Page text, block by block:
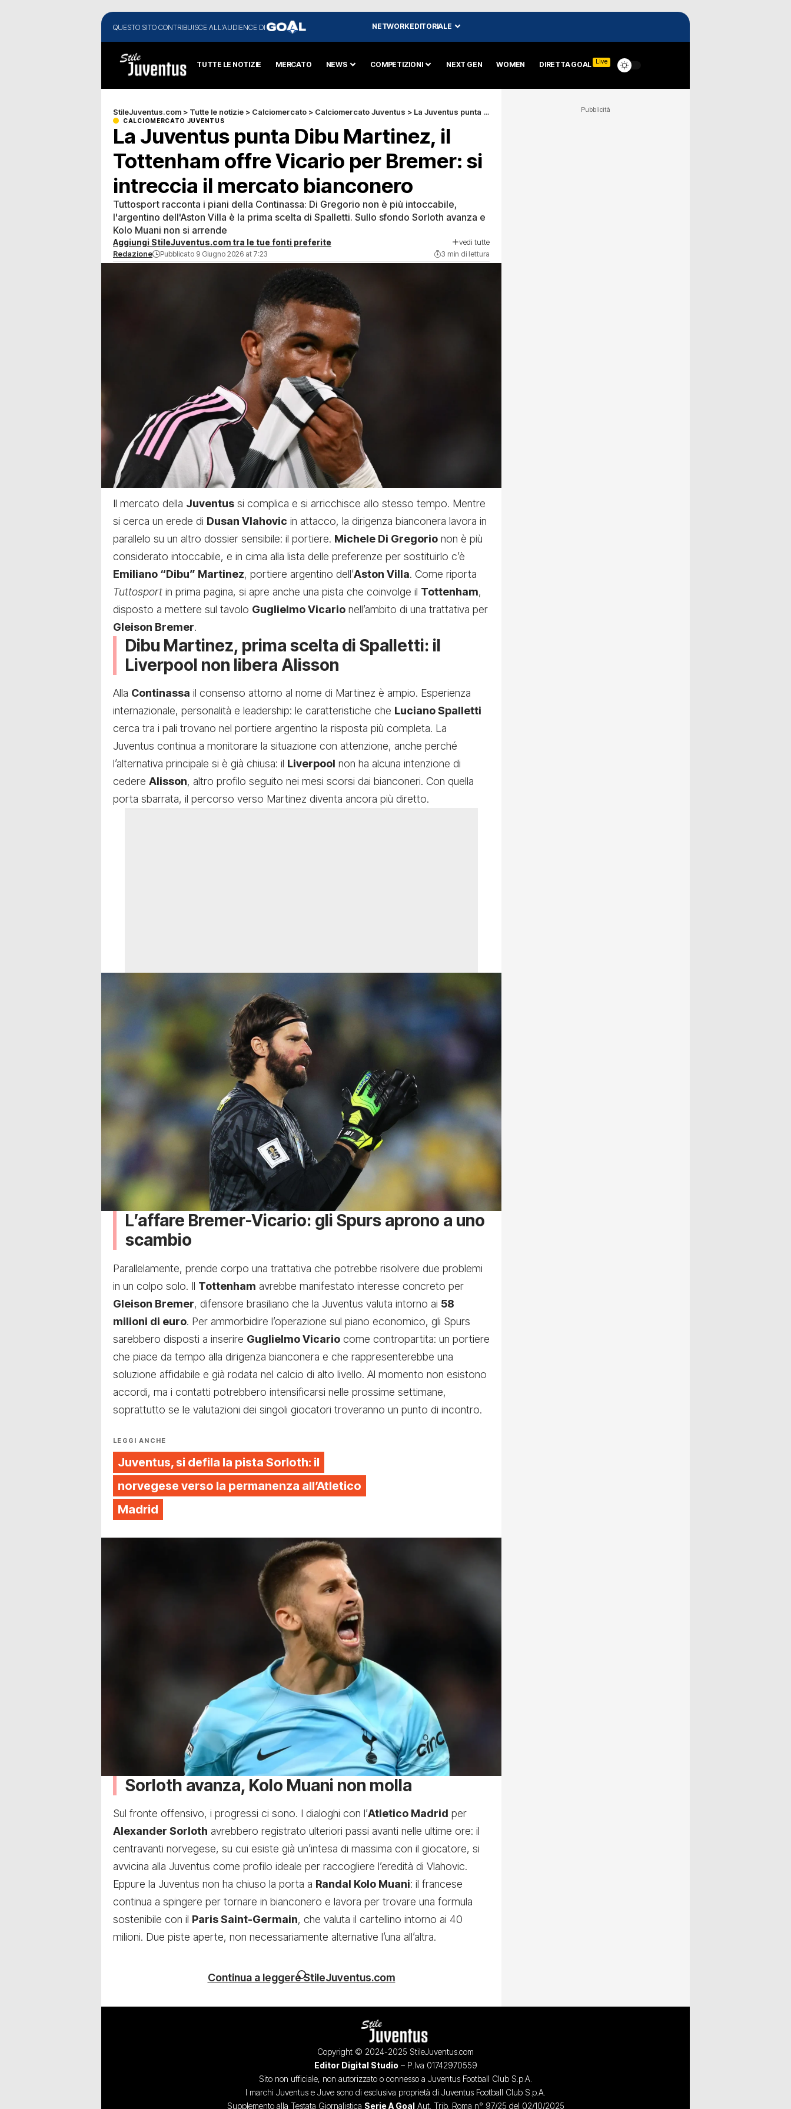
QUESTO SITO CONTRIBUISCE ALL'AUDIENCE DI NETWORK EDITORIALE
TUTTE LE NOTIZIE MERCATO NEWS COMPETIZIONI NEXT GEN WOMEN DIRETTA GOAL Live
StileJuventus.com > Tutte le notizie > Calciomercato > Calciomercato Juventus > La Juventus punta Dibu Martinez, il Tottenham offre Vicario per Bremer: si intreccia il mercato bianconero
CALCIOMERCATO JUVENTUS
La Juventus punta Dibu Martinez, il
Tottenham offre Vicario per Bremer: si
intreccia il mercato bianconero
Tuttosport racconta i piani della Continassa: Di Gregorio non è più intoccabile,
l'argentino dell'Aston Villa è la prima scelta di Spalletti. Sullo sfondo Sorloth avanza e
Kolo Muani non si arrende
Aggiungi StileJuventus.com tra le tue fonti preferite vedi tutte
Redazione Pubblicato 9 Giugno 2026 at 7:23 3 min di lettura
Il mercato della Juventus si complica e si arricchisce allo stesso tempo. Mentre
si cerca un erede di Dusan Vlahovic in attacco, la dirigenza bianconera lavora in
parallelo su un altro dossier sensibile: il portiere. Michele Di Gregorio non è più
considerato intoccabile, e in cima alla lista delle preferenze per sostituirlo c’è
Emiliano “Dibu” Martinez, portiere argentino dell’Aston Villa. Come riporta
Tuttosport in prima pagina, si apre anche una pista che coinvolge il Tottenham,
disposto a mettere sul tavolo Guglielmo Vicario nell’ambito di una trattativa per
Gleison Bremer.
Dibu Martinez, prima scelta di Spalletti: il
Liverpool non libera Alisson
Alla Continassa il consenso attorno al nome di Martinez è ampio. Esperienza
internazionale, personalità e leadership: le caratteristiche che Luciano Spalletti
cerca tra i pali trovano nel portiere argentino la risposta più completa. La
Juventus continua a monitorare la situazione con attenzione, anche perché
l’alternativa principale si è già chiusa: il Liverpool non ha alcuna intenzione di
cedere Alisson, altro profilo seguito nei mesi scorsi dai bianconeri. Con quella
porta sbarrata, il percorso verso Martinez diventa ancora più diretto.
L’affare Bremer-Vicario: gli Spurs aprono a uno
scambio
Parallelamente, prende corpo una trattativa che potrebbe risolvere due problemi
in un colpo solo. Il Tottenham avrebbe manifestato interesse concreto per
Gleison Bremer, difensore brasiliano che la Juventus valuta intorno ai 58
milioni di euro. Per ammorbidire l’operazione sul piano economico, gli Spurs
sarebbero disposti a inserire Guglielmo Vicario come contropartita: un portiere
che piace da tempo alla dirigenza bianconera e che rappresenterebbe una
soluzione affidabile e già rodata nel calcio di alto livello. Al momento non esistono
accordi, ma i contatti potrebbero intensificarsi nelle prossime settimane,
soprattutto se le valutazioni dei singoli giocatori troveranno un punto di incontro.
LEGGI ANCHE
Juventus, si defila la pista Sorloth: il
norvegese verso la permanenza all’Atletico
Madrid
Sorloth avanza, Kolo Muani non molla
Sul fronte offensivo, i progressi ci sono. I dialoghi con l’Atletico Madrid per
Alexander Sorloth avrebbero registrato ulteriori passi avanti nelle ultime ore: il
centravanti norvegese, su cui esiste già un’intesa di massima con il giocatore, si
avvicina alla Juventus come profilo ideale per raccogliere l’eredità di Vlahovic.
Eppure la Juventus non ha chiuso la porta a Randal Kolo Muani: il francese
continua a spingere per tornare in bianconero e lavora per trovare una formula
sostenibile con il Paris Saint-Germain, che valuta il cartellino intorno ai 40
milioni. Due piste aperte, non necessariamente alternative l’una all’altra.
Continua a leggere StileJuventus.com
Pubblicità
Copyright © 2024-2025 StileJuventus.com
Editor Digital Studio – P.Iva 01742970559
Sito non ufficiale, non autorizzato o connesso a Juventus Football Club S.p.A.
I marchi Juventus e Juve sono di esclusiva proprietà di Juventus Football Club S.p.A.
Supplemento alla Testata Giornalistica Serie A GoalAut. Trib. Roma n° 97/25 del 02/10/2025